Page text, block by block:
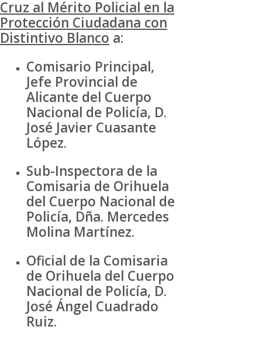
Cruz al Mérito Policial en la
Protección Ciudadana con
Distintivo Blanco a:
Comisario Principal,
Jefe Provincial de
Alicante del Cuerpo
Nacional de Policía, D.
José Javier Cuasante
López.
Sub-Inspectora de la
Comisaria de Orihuela
del Cuerpo Nacional de
Policía, Dña. Mercedes
Molina Martínez.
Oficial de la Comisaria
de Orihuela del Cuerpo
Nacional de Policía, D.
José Ángel Cuadrado
Ruiz.